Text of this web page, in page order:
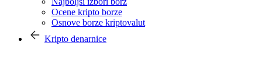
Ocene kripto borze
Osnove borze kriptovalut
Kripto denarnice